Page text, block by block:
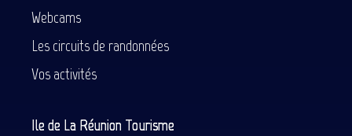
Webcams
Les circuits de randonnées
Vos activités
Ile de La Réunion Tourisme